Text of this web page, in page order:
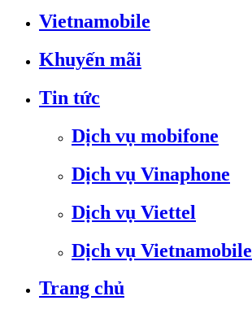
Vietnamobile
Khuyến mãi
Tin tức
Dịch vụ mobifone
Dịch vụ Vinaphone
Dịch vụ Viettel
Dịch vụ Vietnamobile
Trang chủ